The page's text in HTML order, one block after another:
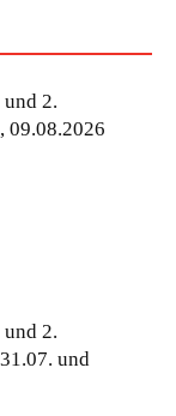
2.
09.08.2026
2.
und